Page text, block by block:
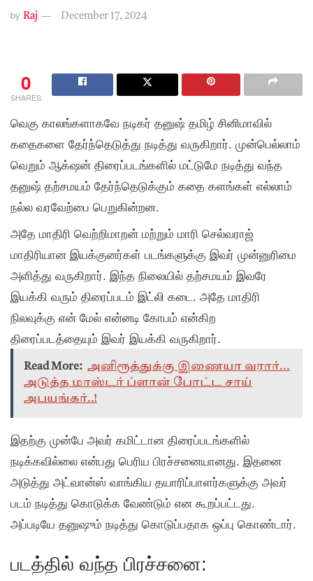
by Raj December 17, 2024
0
SHARES
வெகு காலங்களாகவே நடிகர் தனுஷ் தமிழ் சினிமாவில்
கதைகளை தேர்ந்தெடுத்து நடித்து வருகிறார். முன்பெல்லாம்
வெறும் ஆக்‌ஷன் திரைப்படங்களில் மட்டுமே நடித்து வந்த
தனுஷ் தற்சமயம் தேர்ந்தெடுக்கும் கதை களங்கள் எல்லாம்
நல்ல வரவேற்பை பெறுகின்றன.
அதே மாதிரி வெற்றிமாறன் மற்றும் மாரி செல்வராஜ்
மாதிரியான இயக்குனர்கள் படங்களுக்கு இவர் முன்னுரிமை
அளித்து வருகிறார். இந்த நிலையில் தற்சமயம் இவரே
இயக்கி வரும் திரைப்படம் இட்லி கடை. அதே மாதிரி
நிலவுக்கு என் மேல் என்னடி கோபம் என்கிற
திரைப்படத்தையும் இவர் இயக்கி வருகிறார்.
Read More: அனிரூத்துக்கு இணையா வரார்...
அடுத்த மாஸ்டர் ப்ளான் போட்ட சாய்
அபயங்கர்..!
இதற்கு முன்பே அவர் கமிட்டான திரைப்படங்களில்
நடிக்கவில்லை என்பது பெரிய பிரச்சனையானது. இதனை
அடுத்து அட்வான்ஸ் வாங்கிய தயாரிப்பாளர்களுக்கு அவர்
படம் நடித்து கொடுக்க வேண்டும் என கூறப்பட்டது.
அப்படியே தனுஷும் நடித்து கொடுப்பதாக ஒப்பு கொண்டார்.
படத்தில் வந்த பிரச்சனை: